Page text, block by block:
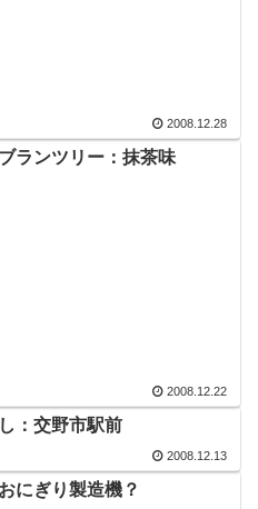
2008.12.28
ランツリー：抹茶味
2008.12.22
：交野市駅前
2008.12.13
にぎり製造機？